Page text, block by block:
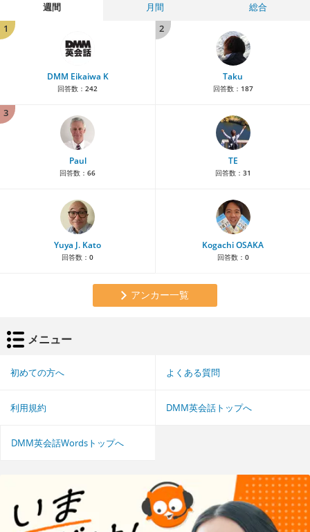
週間 月間
総合
1
DMM Eikaiwa K
回答数： 242
2
Taku
回答数： 187
3
Paul
回答数： 66
TE
回答数： 31
Yuya J. Kato
回答数： 0
Kogachi OSAKA
回答数： 0
アンカー一覧
メニュー
初めての方へ よくある質問
利用規約 DMM英会話トップへ
DMM英会話Wordsトップへ